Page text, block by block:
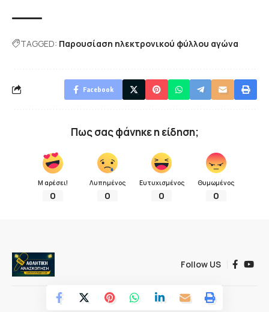
TAGGED: Παρουσίαση ηλεκτρονικού φύλλου αγώνα
Facebook
Πως σας φάνηκε η είδηση;
Μ αρέσει!
0
Λυπημένος
0
Ευτυχισμένος
0
Θυμωμένος
0
Follow US
© 2022 Αθλητική ανασκόπηση